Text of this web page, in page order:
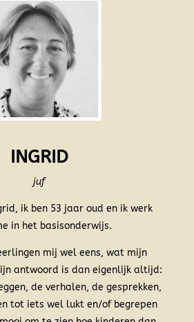
INGRID
juf
ik ben 53 jaar oud en ik werk
in het basisonderwijs.
mij wel eens, wat mijn
antwoord is dan eigenlijk altijd:
de verhalen, de gesprekken,
tot iets wel lukt en/of begrepen